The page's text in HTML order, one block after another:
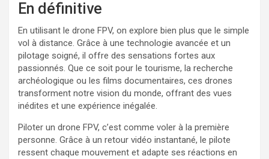
En définitive
En utilisant le drone FPV, on explore bien plus que le simple
vol à distance. Grâce à une technologie avancée et un
pilotage soigné, il offre des sensations fortes aux
passionnés. Que ce soit pour le tourisme, la recherche
archéologique ou les films documentaires, ces drones
transforment notre vision du monde, offrant des vues
inédites et une expérience inégalée.
Piloter un drone FPV, c’est comme voler à la première
personne. Grâce à un retour vidéo instantané, le pilote
ressent chaque mouvement et adapte ses réactions en